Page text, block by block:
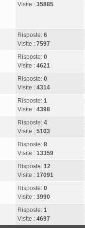
Visite : 35885
Risposte: 6
Visite : 7597
Risposte: 0
Visite : 4621
Risposte: 0
Visite : 4314
Risposte: 1
Visite : 4398
Risposte: 4
Visite : 5103
Risposte: 8
Visite : 13359
Risposte: 12
Visite : 17091
Risposte: 0
Visite : 3990
Risposte: 1
Visite : 4697